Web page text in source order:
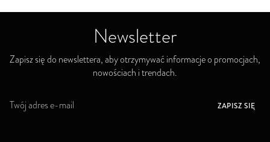
Newsletter
Zapisz się do newslettera, aby otrzymywać informacje o promocjach,
nowościach i trendach.
S
ZAPISZ SIĘ